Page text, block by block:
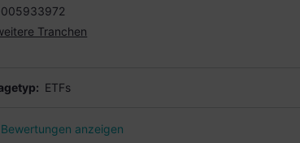
Tranchen
ETFs
Bewertungen anzeigen